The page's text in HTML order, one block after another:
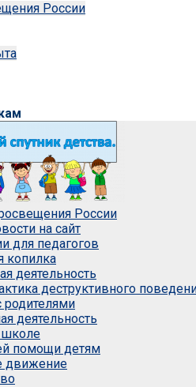
России
России
на сайт
для педагогов
копилка
деятельность
деструктивного
родителями
деятельность
помощи детям
движение